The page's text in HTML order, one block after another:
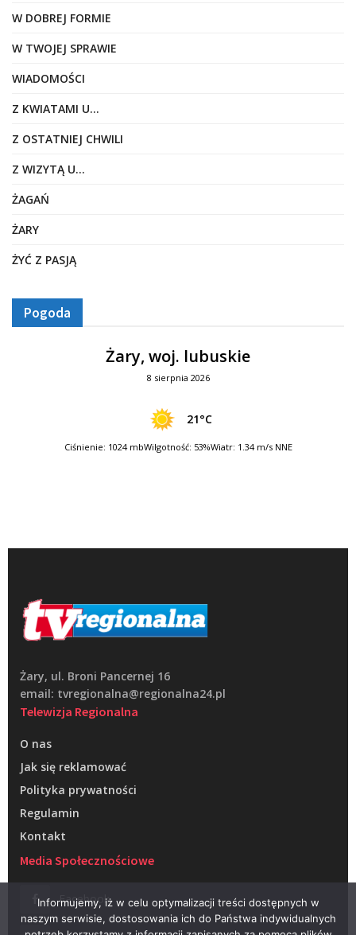
W DOBREJ FORMIE
W TWOJEJ SPRAWIE
WIADOMOŚCI
Z KWIATAMI U…
Z OSTATNIEJ CHWILI
Z WIZYTĄ U…
ŻAGAŃ
ŻARY
ŻYĆ Z PASJĄ
Pogoda
Żary, woj. lubuskie
8 sierpnia 2026
21°C
Ciśnienie: 1024 mbWilgotność: 53%Wiatr: 1.34 m/s NNE
Żary, ul. Broni Pancernej 16
email: tvregionalna@regionalna24.pl
Telewizja Regionalna
O nas
Jak się reklamować
Polityka prywatności
Regulamin
Kontakt
Media Społecznościowe
Facebook
Informujemy, iż w celu optymalizacji treści dostępnych w
naszym serwisie, dostosowania ich do Państwa indywidualnych